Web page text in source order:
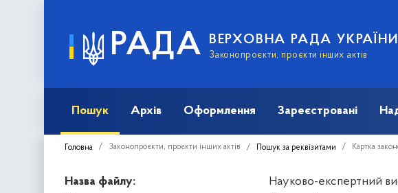
РАДА ВЕРХОВНА РАДА УКРАЇНИ
Законопроєкти, проєкти інших актів
Пошук Архів Оформлення Зареєстровані
Головна Законопроєкти, проєкти інших актів Пошук за реквізитами Картка
Назва файлу:
Науково-експертний